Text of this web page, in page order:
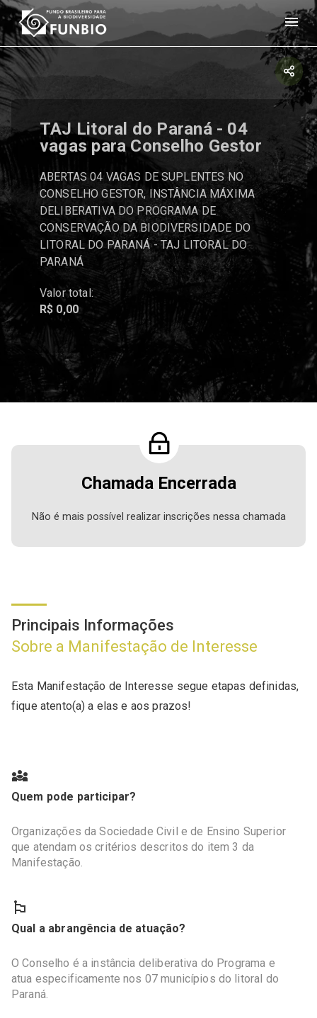
TAJ Litoral do Paraná - 04
vagas para Conselho Gestor
ABERTAS 04 VAGAS DE SUPLENTES NO
CONSELHO GESTOR, INSTÂNCIA MÁXIMA
DELIBERATIVA DO PROGRAMA DE
CONSERVAÇÃO DA BIODIVERSIDADE DO
LITORAL DO PARANÁ - TAJ LITORAL DO
PARANÁ
Valor total:
R$ 0,00
Chamada Encerrada
Não é mais possível realizar inscrições nessa chamada
Principais Informações
Sobre a Manifestação de Interesse
Esta Manifestação de Interesse segue etapas definidas,
fique atento(a) a elas e aos prazos!
Quem pode participar?
Organizações da Sociedade Civil e de Ensino Superior
que atendam os critérios descritos do item 3 da
Manifestação.
Qual a abrangência de atuação?
O Conselho é a instância deliberativa do Programa e
atua especificamente nos 07 municípios do litoral do
Paraná.